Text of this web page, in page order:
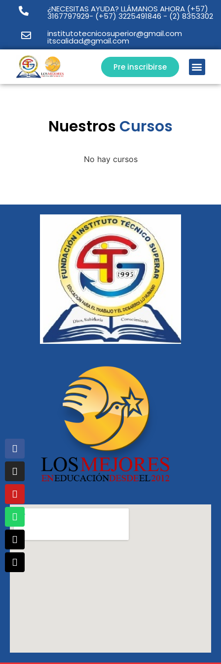
¿NECESITAS AYUDA? LLÁMANOS AHORA (+57)
3167797929- (+57) 3225491846 - (2) 8353302
institutotecnicosuperior@gmail.com
itscalidad@gmail.com
Pre inscribirse
Nuestros Cursos
No hay cursos